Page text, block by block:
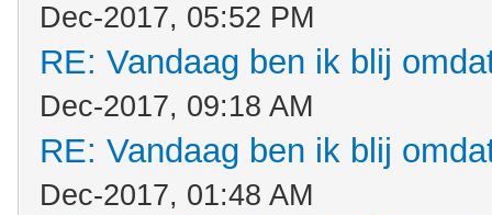
Dec-2017, 05:52 PM
RE: Vandaag ben ik blij
Dec-2017, 09:18 AM
RE: Vandaag ben ik blij
Dec-2017, 01:48 AM